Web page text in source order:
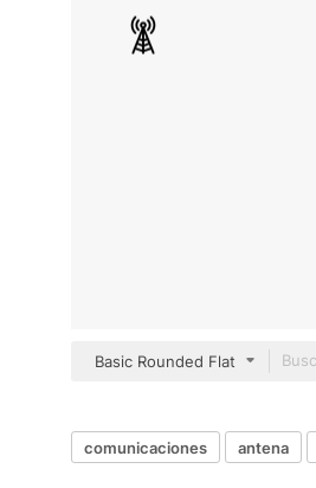
Basic Rounded Flat
comunicaciones antena